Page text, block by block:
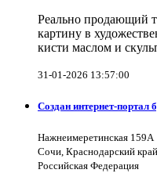
Реально продающий
картину в
кисти маслом и
31-01-2026 13:57:00
Создан интернет-портал
Нажнеимеретинская 159А
Сочи, Краснодарский
Российская Федерация